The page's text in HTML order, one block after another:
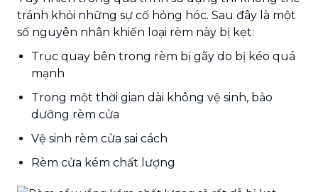
tránh khỏi những sự cố hỏng hóc. Sau đây là một
số nguyên nhân khiến loại rèm này bị kẹt:
Trục quay bên trong rèm bị gãy do bị kéo quá
mạnh
Trong một thời gian dài không vệ sinh, bảo
dưỡng rèm cửa
Vệ sinh rèm cửa sai cách
Rèm cửa kém chất lượng